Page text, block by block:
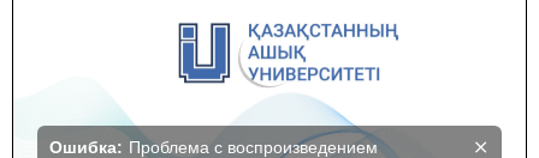
Ошибка: Проблема с воспроизведением